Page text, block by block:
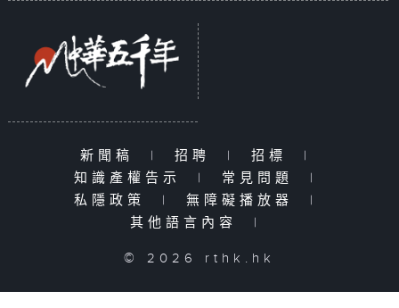
新聞稿 | 招聘 | 招標
|
知識產權告示
| 常見問題
|
私隱政策
| 無障礙播放器
|
其他語言內容
|
© 2026 rthk.hk